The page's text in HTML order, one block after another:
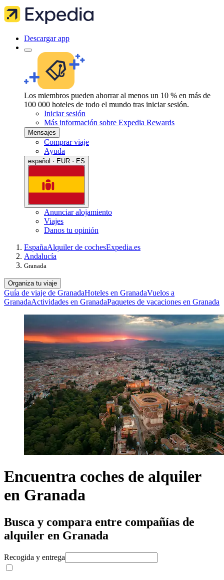
Descargar app
Los miembros pueden ahorrar al menos un 10 % en más de
100 000 hoteles de todo el mundo tras iniciar sesión.
Iniciar sesión
Más información sobre Expedia Rewards
Mensajes
Comprar viaje
Ayuda
español · EUR · ES
Anunciar alojamiento
Viajes
Danos tu opinión
EspañaAlquiler de cochesExpedia.es
Andalucía
Granada
Organiza tu viaje
Guía de viaje de GranadaHoteles en GranadaVuelos a
GranadaActividades en GranadaPaquetes de vacaciones en Granada
Encuentra coches de alquiler
en Granada
Busca y compara entre compañías de
alquiler en Granada
Recogida y entrega